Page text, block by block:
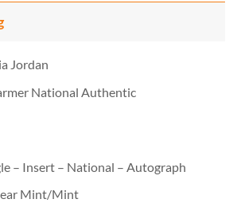
Jordan
National Authentic
– Insert – National – Autograph
Mint/Mint